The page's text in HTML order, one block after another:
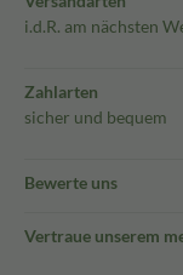
i.d.R. am nächsten
Zahlarten
sicher und bequem
Bewerte uns
Vertraue unserem